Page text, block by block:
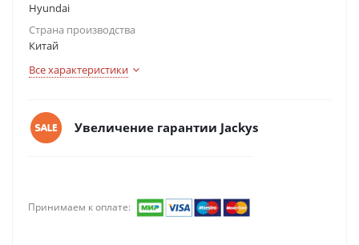
Hyundai
Страна производства
Китай
Все характеристики
Увеличение гарантии Jackys
Принимаем к оплате: